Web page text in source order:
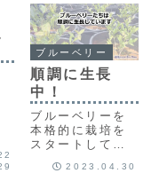
けです。今回は
そんな農業初心
者目線の農作業
を紹介します。
ブルーベリー
順調に生長
中！
ブルーベリーを
本格的に栽培を
スタートしてか
ここのところの
2023.04.30